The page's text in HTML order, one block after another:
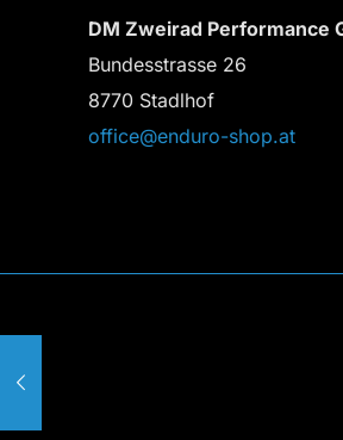
DM Zweirad Performance
Bundesstrasse 26
8770 Stadlhof
office@enduro-shop.at